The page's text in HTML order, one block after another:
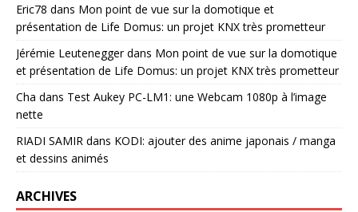
Eric78 dans Mon point de vue sur la domotique et
présentation de Life Domus: un projet KNX très prometteur
Jérémie Leuteneggerdans Mon point de vue sur la domotique
et présentation de Life Domus: un projet KNX très prometteur
Cha dans Test Aukey PC-LM1: une Webcam 1080p à l’image
nette
RIADI SAMIR dans KODI: ajouter des anime japonais / manga
et dessins animés
ARCHIVES